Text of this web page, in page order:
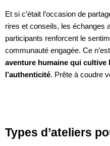
Et si c’était l’occasion de
rires et conseils, les échanges
participants renforcent le
communauté engagée. Ce
aventure humaine qui cultive
l’authenticité. Prête à coudre
Types d’ateliers